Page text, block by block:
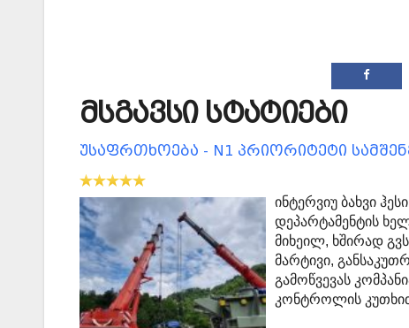
მსგავსი სტატიები
უსაფრთხოება - N1 პრიორიტეტი
ინტერვიუ ბახვი
დეპარტამენტის
მიხეილ, ხშირად
მარტივი,
გამოწვევას
კონტროლის